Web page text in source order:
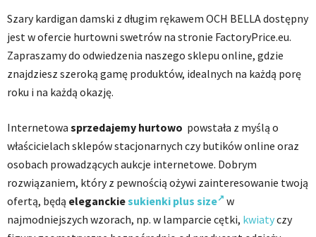
Szary kardigan damski z długim rękawem OCH BELLA dostępny
jest w ofercie hurtowni swetrów na stronie FactoryPrice.eu.
Zapraszamy do odwiedzenia naszego sklepu online, gdzie
znajdziesz szeroką gamę produktów, idealnych na każdą porę
roku i na każdą okazję.
Internetowa sprzedajemy hurtowo powstała z myślą o
właścicielach sklepów stacjonarnych czy butików online oraz
osobach prowadzących aukcje internetowe. Dobrym
rozwiązaniem, który z pewnością ożywi zainteresowanie twoją
ofertą, będą eleganckiesukienki plus size
w
najmodniejszych wzorach, np. w lamparcie cętki, kwiatyczy